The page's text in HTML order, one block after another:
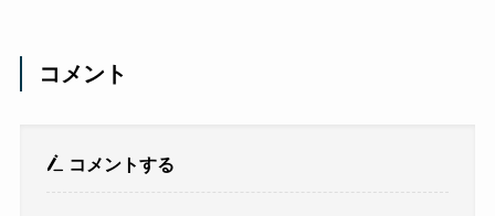
コメント
コメントする